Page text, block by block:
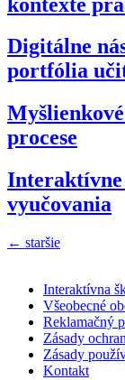
Digitálne
portfólia
procese
vyučovania
← staršie
Interaktívna
Všeobecné
Reklamačný
Zásady
Zásady
Kontakt